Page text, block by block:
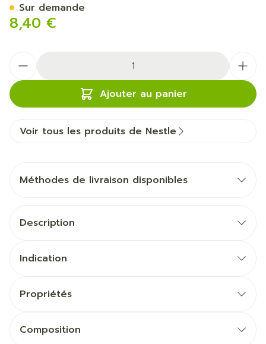
8,40 €
Ajouter au panier
Sur demande
Voir tous les produits de Nestle
Méthodes de livraison disponibles
Description
Indication
Propriétés
Composition